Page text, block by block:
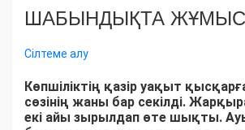
ШАБЫНДЫҚТА ЖҰМЫС
Сілтеме алу
Көпшіліктің қазір уақыт
сөзінің жаны бар секілді.
екі айы зырылдап өте шықты.